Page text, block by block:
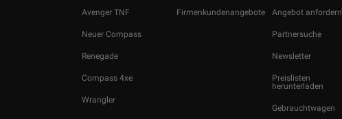
Avenger TNF
Neuer Compass
Renegade
Compass 4xe
Wrangler
Firmenkundenangebote Angebot anfordern
Partnersuche
Newsletter
Preislisten
herunterladen
Gebrauchtwagen